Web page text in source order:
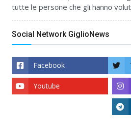
tutte le persone che gli hanno
Social Network GiglioNews
Facebook
Youtube